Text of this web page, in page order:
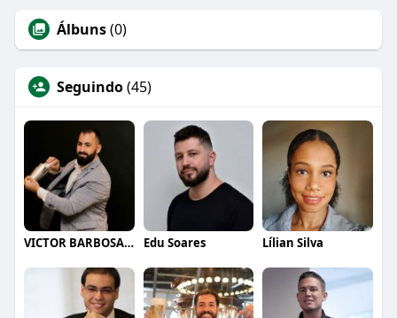
Álbuns(0)
Seguindo(45)
VICTOR BARBOSA QUARANTA Edu Soares Lílian Silva